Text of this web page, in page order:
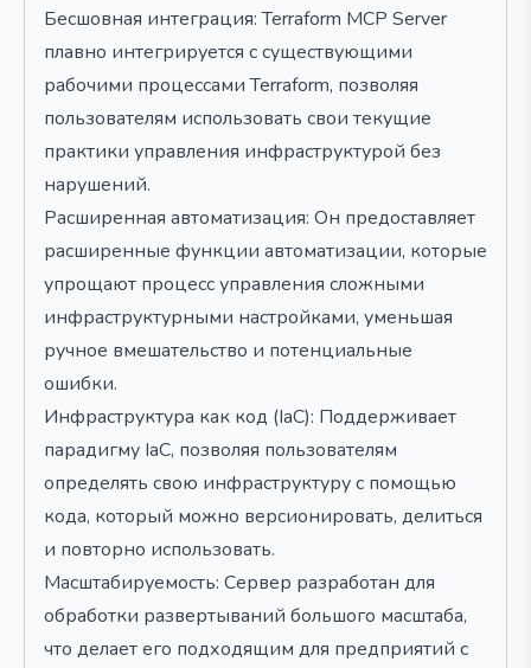
Бесшовная интеграция: Terraform MCP Server
плавно интегрируется с существующими
рабочими процессами Terraform, позволяя
пользователям использовать свои текущие
практики управления инфраструктурой без
нарушений.
Расширенная автоматизация: Он предоставляет
расширенные функции автоматизации, которые
упрощают процесс управления сложными
инфраструктурными настройками, уменьшая
ручное вмешательство и потенциальные
ошибки.
Инфраструктура как код (IaC): Поддерживает
парадигму IaC, позволяя пользователям
определять свою инфраструктуру с помощью
кода, который можно версионировать, делиться
и повторно использовать.
Масштабируемость: Сервер разработан для
обработки развертываний большого масштаба,
что делает его подходящим для предприятий с